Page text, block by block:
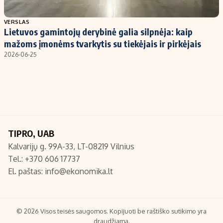
Populiarios temos
Investavimas
Akcijų rinka
Titulinis
Nedarbo išmokos skaičiuoklė
Redakcija
Turinio žymėjimo taisyklės
VERSLAS
Lietuvos gamintojų derybinė galia silpnėja: kaip
mažoms įmonėms tvarkytis su tiekėjais ir pirkėjais
2026-06-25
TIPRO, UAB
Kalvarijų g. 99A-33, LT-08219 Vilnius
Tel.: +370 606 17737
El. paštas: info@ekonomika.lt
© 2026 Visos teisės saugomos. Kopijuoti be raštiško sutikimo yra
draudžiama.